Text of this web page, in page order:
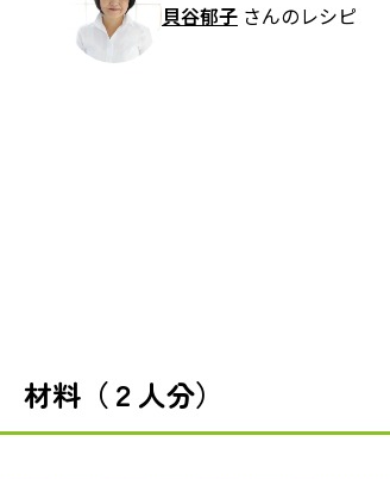
貝谷郁子 さんのレシピ
材料（２人分）